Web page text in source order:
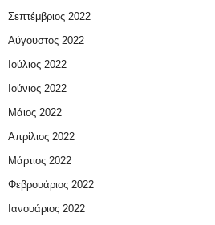
Σεπτέμβριος 2022
Αύγουστος 2022
Ιούλιος 2022
Ιούνιος 2022
Μάιος 2022
Απρίλιος 2022
Μάρτιος 2022
Φεβρουάριος 2022
Ιανουάριος 2022